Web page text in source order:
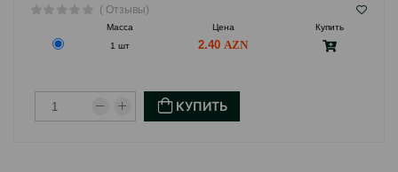
( Отзывы)
Масса Цена
Купить
1 шт
2.40
КУПИТЬ